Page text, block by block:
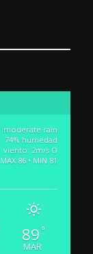
moderate rain
74% humedad
viento: 2m/s O
MAX 86 • MIN 81
89 °
MAR